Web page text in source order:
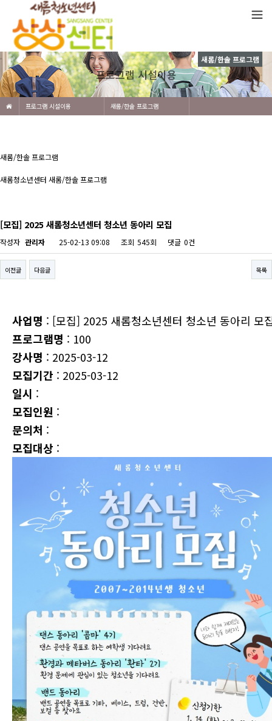
프로그램 시설이용
프로그램 시설이용 새롬/한솔 프로그램
새롬/한솔 프로그램
새롬청소년센터 새롬/한솔 프로그램
새롬/한솔 프로그램
[모집] 2025 새롬청소년센터 청소년 동아리 모집
작성자 관리자 25-02-13 09:08 조회 545회 댓글 0건
이전글 다음글 목록
사업명 : [모집] 2025 새롬청소년센터 청소년 동아리 모
프로그램명 : 100
강사명 : 2025-03-12
모집기간 : 2025-03-12
일시 :
모집인원 :
문의처 :
모집대상 :